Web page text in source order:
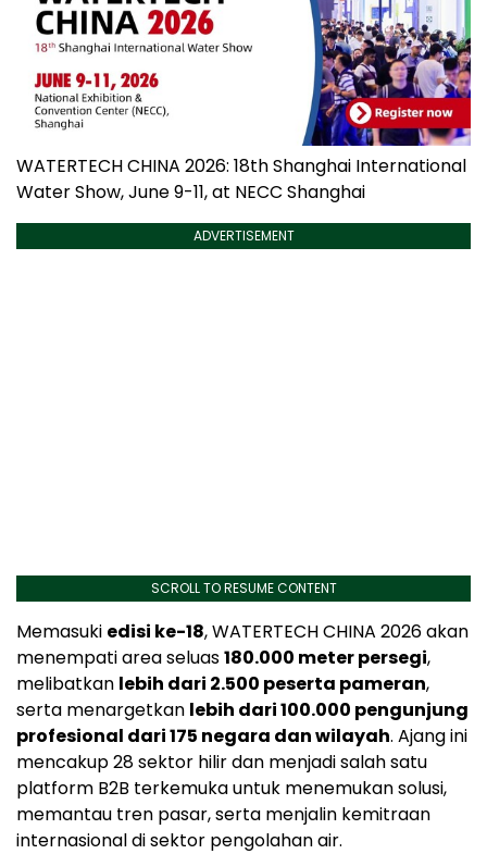
WATERTECH CHINA 2026: 18th Shanghai International
Water Show, June 9-11, at NECC Shanghai
ADVERTISEMENT
SCROLL TO RESUME CONTENT
Memasuki edisi ke-18, WATERTECH CHINA 2026 akan
menempati area seluas180.000 meter persegi,
melibatkan lebih dari 2.500 peserta pameran,
serta menargetkan lebih dari 100.000 pengunjung
profesional dari 175 negara dan wilayah. Ajang ini
mencakup 28 sektor hilir dan menjadi salah satu
platform B2B terkemuka untuk menemukan solusi,
memantau tren pasar, serta menjalin kemitraan
internasional di sektor pengolahan air.